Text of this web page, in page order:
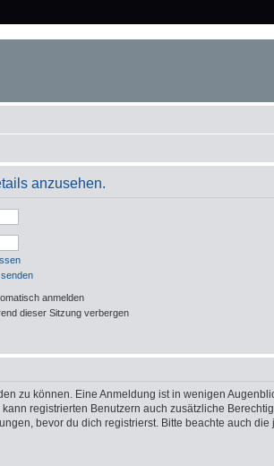
anzusehen.
anmelden
dieser Sitzung verbergen
zu können. Eine Anmeldung ist in wenigen
registrierten Benutzern auch zusätzliche
bevor du dich registrierst. Bitte beachte auch